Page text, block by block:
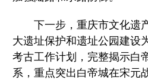
下一步，重庆市文化遗
大遗址保护和遗址公园建设
考古工作计划，完整揭示白
系，重点突出白帝城在宋元